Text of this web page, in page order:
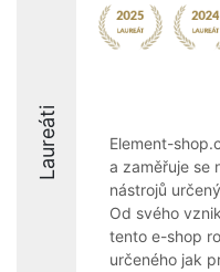
Laureáti
Element-
a zaměřuje se
nástrojů
Od svého
tento e-shop
určeného jak